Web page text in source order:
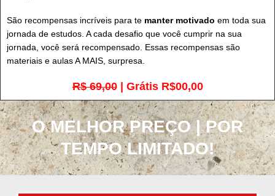
São recompensas incríveis para te manter motivado em toda sua
jornada de estudos. A cada desafio que você cumprir na sua
jornada, você será recompensado. Essas recompensas são
materiais e aulas A MAIS, surpresa.
R$ 69,00| Grátis R$00,00
O MELHOR PREÇO | POR
TEMPO LIMITADO!